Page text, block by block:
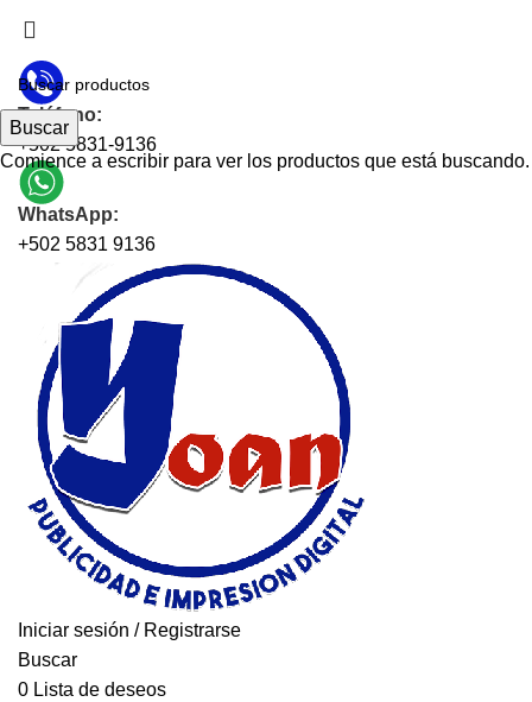
GUATEMALA
Teléfono:
+502 5831-9136
WhatsApp:
+502 5831 9136
Iniciar sesión / Registrarse
Buscar
0 Lista de deseos
Buscar
Comience a escribir para ver los productos que está buscando.